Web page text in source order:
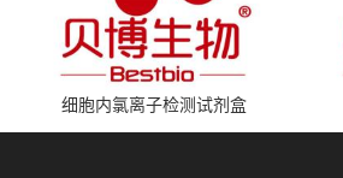
细胞内氯离子检测试剂盒